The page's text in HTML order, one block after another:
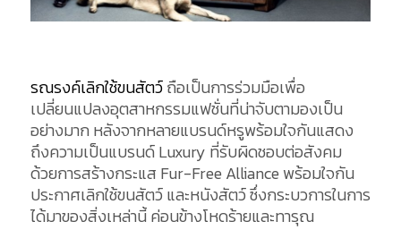
รณรงค์เลิกใช้ขนสัตว์ถือเป็นการร่วมมือเพื่อ
เปลี่ยนแปลงอุตสาหกรรมแฟชั่นที่น่าจับตามองเป็น
อย่างมาก หลังจากหลายแบรนด์หรูพร้อมใจกันแสดง
ถึงความเป็นแบรนด์ Luxury ที่รับผิดชอบต่อสังคม
ด้วยการสร้างกระแส Fur-Free Alliance พร้อมใจกัน
ประกาศเลิกใช้ขนสัตว์ และหนังสัตว์ ซึ่งกระบวการในการ
ได้มาของสิ่งเหล่านี้ ค่อนข้างโหดร้ายและทารุณ